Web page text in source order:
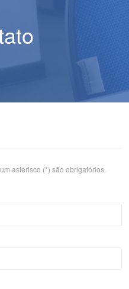
asterisco (*) são obrigatórios.